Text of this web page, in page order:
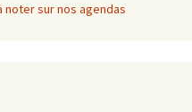
sur nos agendas